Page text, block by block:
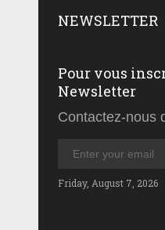
NEWSLETTER
Pour vous
Newsletter
Contactez-nous
Friday, August 7, 2026